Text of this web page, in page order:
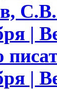
|
|